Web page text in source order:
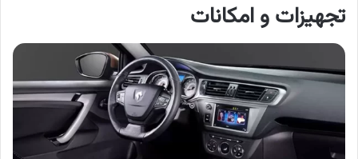
تجهیزات و امکانات